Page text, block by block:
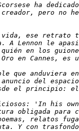
ha
pero no
vida, ese
A Lennon le
quién en los
en Cannes,
que anduviera
anuncio del
el principio:
'In his
obligada para
relatos
Y con